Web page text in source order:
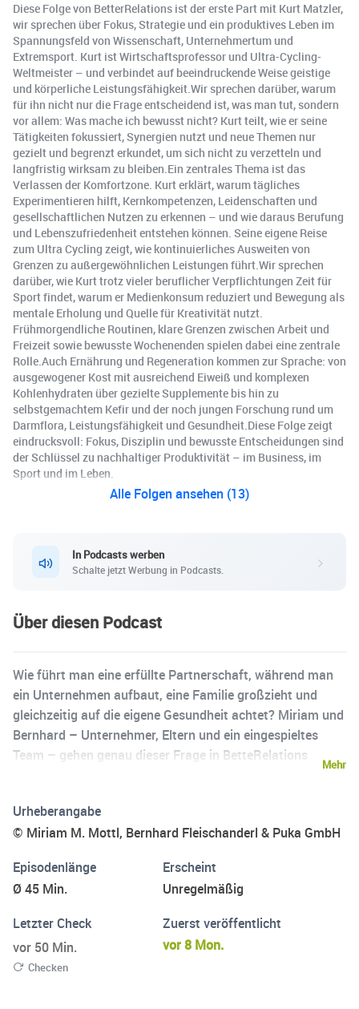
Diese Folge von BetterRelations ist der erste Part mit Kurt Matzler,
wir sprechen über Fokus, Strategie und ein produktives Leben im
Spannungsfeld von Wissenschaft, Unternehmertum und
Extremsport. Kurt ist Wirtschaftsprofessor und Ultra-Cycling-
Weltmeister – und verbindet auf beeindruckende Weise geistige
und körperliche Leistungsfähigkeit.Wir sprechen darüber, warum
für ihn nicht nur die Frage entscheidend ist, was man tut, sondern
vor allem: Was mache ich bewusst nicht? Kurt teilt, wie er seine
Tätigkeiten fokussiert, Synergien nutzt und neue Themen nur
gezielt und begrenzt erkundet, um sich nicht zu verzetteln und
langfristig wirksam zu bleiben.Ein zentrales Thema ist das
Verlassen der Komfortzone. Kurt erklärt, warum tägliches
Experimentieren hilft, Kernkompetenzen, Leidenschaften und
gesellschaftlichen Nutzen zu erkennen – und wie daraus Berufung
und Lebenszufriedenheit entstehen können. Seine eigene Reise
zum Ultra Cycling zeigt, wie kontinuierliches Ausweiten von
Grenzen zu außergewöhnlichen Leistungen führt.Wir sprechen
darüber, wie Kurt trotz vieler beruflicher Verpflichtungen Zeit für
Sport findet, warum er Medienkonsum reduziert und Bewegung als
mentale Erholung und Quelle für Kreativität nutzt.
Frühmorgendliche Routinen, klare Grenzen zwischen Arbeit und
Freizeit sowie bewusste Wochenenden spielen dabei eine zentrale
Rolle.Auch Ernährung und Regeneration kommen zur Sprache: von
ausgewogener Kost mit ausreichend Eiweiß und komplexen
Kohlenhydraten über gezielte Supplemente bis hin zu
selbstgemachtem Kefir und der noch jungen Forschung rund um
Darmflora, Leistungsfähigkeit und Gesundheit.Diese Folge zeigt
eindrucksvoll: Fokus, Disziplin und bewusste Entscheidungen sind
der Schlüssel zu nachhaltiger Produktivität – im Business, im
Sport und im Leben.
Alle Folgen ansehen (13)
In Podcasts werben
Schalte jetzt Werbung in Podcasts.
Über diesen Podcast
Wie führt man eine erfüllte Partnerschaft, während man
ein Unternehmen aufbaut, eine Familie großzieht und
gleichzeitig auf die eigene Gesundheit achtet? Miriam und
Bernhard – Unternehmer, Eltern und ein eingespieltes
Team – gehen genau dieser Frage in BetteRelations
Herausforderungen meistern und sich immer wieder neu
erfinden. Miriam bringt ihre Erfahrung als Ärztin und
Kunst, Unternehmensberatung und
Persönlichkeitsentwicklung. Gemeinsam teilen sie, was
funktioniert, was scheitert und was sie daraus lernen.In
jeder Folge erwarten dich ehrliche Einblicke, inspirierende
Geschichten und praktische Impulse zu den
Themen:Partnerschaft & FamilieUnternehmertum &
Mehr
Urheberangabe
© Miriam M. Mottl, Bernhard Fleischanderl & Puka GmbH
Episodenlänge
Ø 45 Min.
Erscheint
Unregelmäßig
Letzter Check
vor 50 Min.
Checken
Zuerst veröffentlicht
vor 8 Mon.